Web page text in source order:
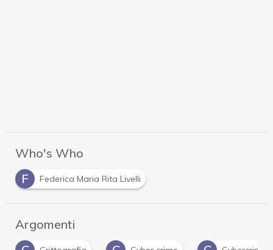
Who's Who
F
Federica Maria Rita Livelli
Argomenti